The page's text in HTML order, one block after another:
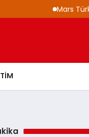
Mars